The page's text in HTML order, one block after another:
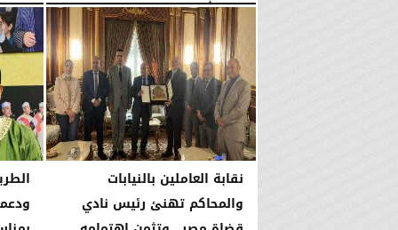
الجمعة، 7 أغسطس 2026 10:06 مـ الجمعة، 7 أغسطس 2026
نقابة العاملين بالنيابات
والمحاكم تهنئ رئيس نادي